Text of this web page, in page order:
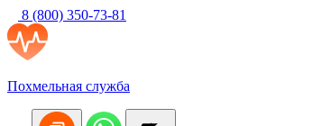
8 (800) 350-73-81
Похмельная служба